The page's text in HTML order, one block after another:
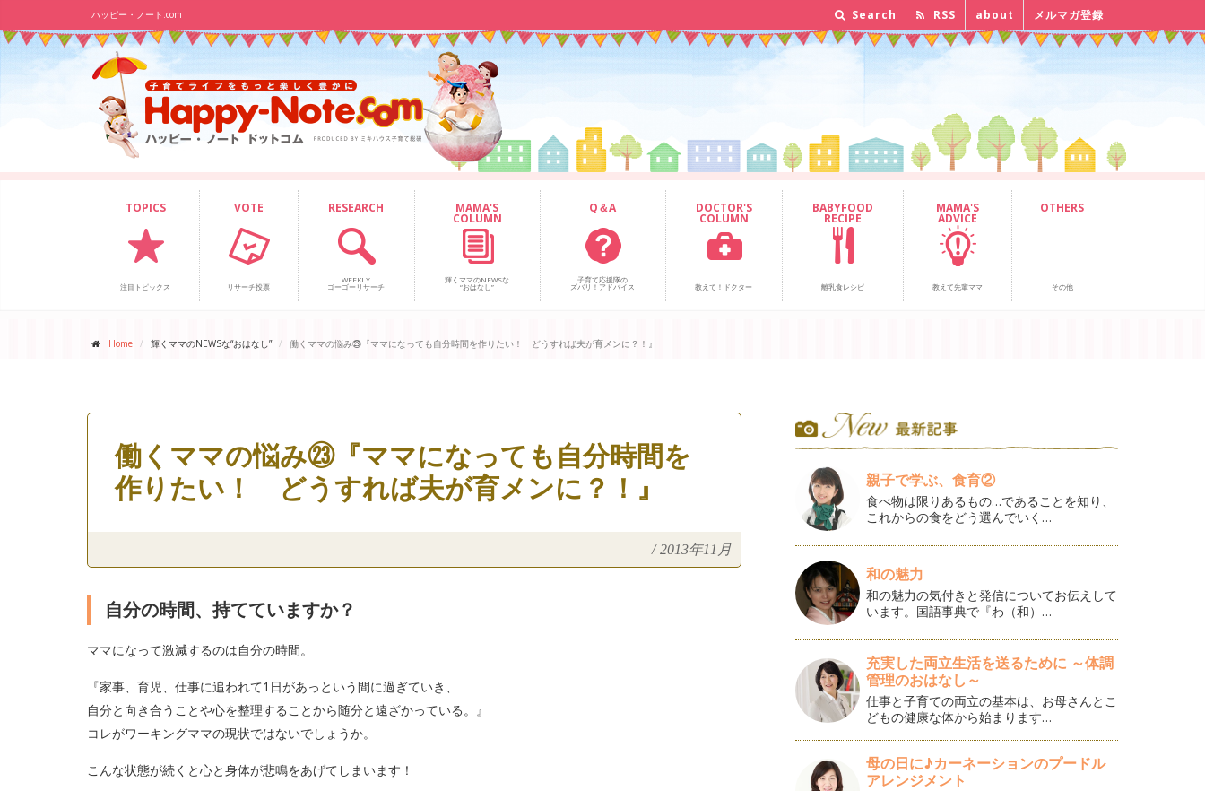
ハッピー・ノート.com Search RSS about メルマガ登録
TOPICS
注目トピックス
VOTE
リサーチ投票
RESEARCH
WEEKLY
ゴーゴーリサーチ
MAMA'S
COLUMN
輝くママのNEWSな
“おはなし”
Q＆A
子育て応援隊の
ズバリ！アドバイス
DOCTOR'S
COLUMN
教えて！ドクター
BABYFOOD
RECIPE
離乳食レシピ
MAMA'S
ADVICE
教えて先輩ママ
OTHERS
その他
Home 輝くママのNEWSな“おはなし” 働くママの悩み㉓『ママになっても自分時間を作りたい！ どうすれば夫が育メンに？！』
働くママの悩み㉓『ママになっても自分時間を
作りたい！ どうすれば夫が育メンに？！』
/ 2013年11月
自分の時間、持てていますか？
ママになって激減するのは自分の時間。
『家事、育児、仕事に追われて1日があっという間に過ぎていき、
自分と向き合うことや心を整理することから随分と遠ざかっている。』
コレがワーキングママの現状ではないでしょうか。
こんな状態が続くと心と身体が悲鳴をあげてしまいます！
親子で学ぶ、食育②
食べ物は限りあるもの…であることを知り、
これからの食をどう選んでいく…
和の魅力
和の魅力の気付きと発信についてお伝えして
います。国語事典で『わ（和）…
充実した両立生活を送るために ～体調
管理のおはなし～
仕事と子育ての両立の基本は、お母さんとこ
どもの健康な体から始まります…
母の日に♪カーネーションのプードル
アレンジメント